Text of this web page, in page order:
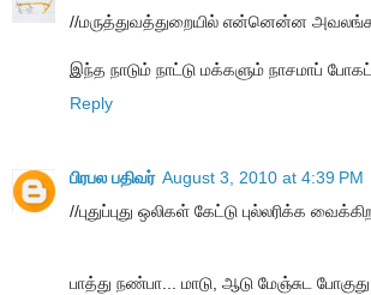
//மருத்துவத்துறையில் என்னென்ன
இந்த நாடும் நாட்டு மக்களும் நாசமாப்
Reply
பிரபல பதிவர் August 3, 2010 at 4:39 PM
//புதுப்புது ஒலிகள் கேட்டு புல்லரிக்க
பாத்து நண்பா... மாடு, ஆடு மேஞ்சுட போகுது